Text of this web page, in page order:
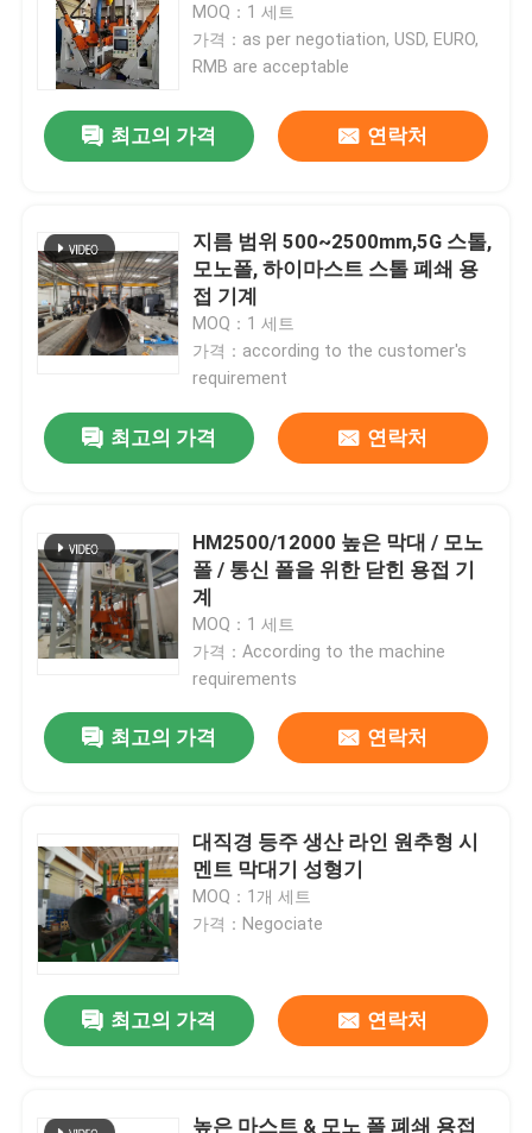
홈
회사 소개
품질 관리
뉴스
사건
견적 요청
cnc 수압기 브레이크
MOQ：1 세트
가격：as per negotiation, USD, EURO,
RMB are acceptable
최고의 가격 연락처
지름 범위 500~2500mm,5G 스톨,
모노폴, 하이마스트 스톨 폐쇄 용
접 기계
MOQ：1 세트
가격：according to the customer's
requirement
최고의 가격 연락처
HM2500/12000 높은 막대 / 모노
폴 / 통신 폴을 위한 닫힌 용접 기
계
MOQ：1 세트
가격：According to the machine
requirements
최고의 가격 연락처
대직경 등주 생산 라인 원추형 시
멘트 막대기 성형기
MOQ：1개 세트
가격：Negociate
최고의 가격 연락처
높은 마스트 & 모노 폴 폐쇄 용접